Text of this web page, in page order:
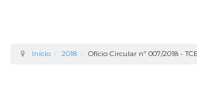
Início 2018 Ofício Circular nº 007/2018 -